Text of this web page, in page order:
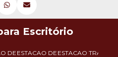
DE TRABALHO
ESTACAO DE TRABALHO COM
ESTACAO
Escritório